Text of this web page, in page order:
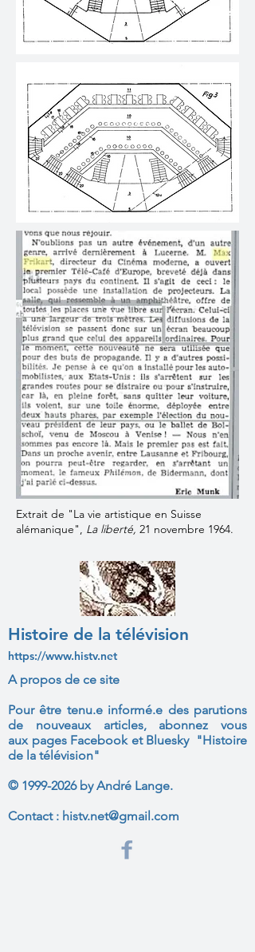
Extrait de "La vie artistique en Suisse
alémanique", La liberté, 21 novembre 1964.
Histoire de la télévision
https://www.histv.net
A propos de ce site
Pour être tenu.e informé.e des parutions
de nouveaux articles, abonnez vous
aux pages Facebook et Bluesky "Histoire
de la télévision"
© 1999-2026by André Lange.
Contact : histv.net@gmail.com